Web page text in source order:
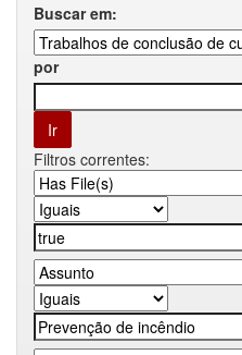
Buscar em:
por
Filtros correntes: